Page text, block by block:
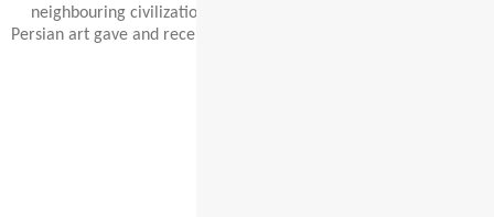
neighbouring civilizations have been very important, and latterly
Persian art gave and received major influences as part of the wider